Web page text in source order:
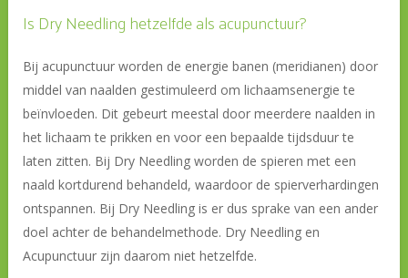
Is Dry Needling hetzelfde als acupunctuur?
Bij acupunctuur worden de energie banen (meridianen) door
middel van naalden gestimuleerd om lichaamsenergie te
beïnvloeden. Dit gebeurt meestal door meerdere naalden in
het lichaam te prikken en voor een bepaalde tijdsduur te
laten zitten. Bij Dry Needling worden de spieren met een
naald kortdurend behandeld, waardoor de spierverhardingen
ontspannen. Bij Dry Needling is er dus sprake van een ander
doel achter de behandelmethode. Dry Needling en
Acupunctuur zijn daarom niet hetzelfde.